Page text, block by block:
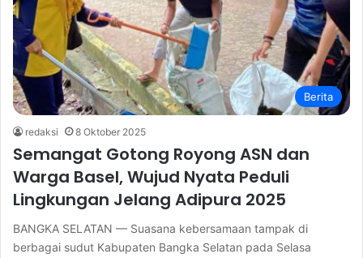
Berita
redaksi 8 Oktober 2025
Semangat Gotong Royong ASN dan
Warga Basel, Wujud Nyata Peduli
Lingkungan Jelang Adipura 2025
BANGKA SELATAN — Suasana kebersamaan tampak di
berbagai sudut Kabupaten Bangka Selatan pada Selasa